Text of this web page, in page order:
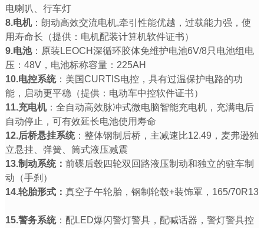
电喇叭、行车灯
8.电机：朗动高效交流电机,牵引性能优越，过载能力强，使
用寿命长（提供：电机配装计算机软件证书）
9.电池：原装LEOCH深循环胶体免维护电池6V/8只电池组电
压：48V，电池标称容量：225AH
10.电控系统：美国CURTIS电控，具有过温保护电路的功
能，启动更平稳（提供：电动车中控软件证书）
11.充电机：全自动高效脉冲式微电脑智能充电机，充满电后
自动停止，可有效延长电池使用寿命
12.后桥悬挂系统：整体钢制后桥，主减速比12.49，麦弗逊独
立悬挂、弹簧、筒式液压减震
13.制动系统： 前碟后毂四轮双回路液压制动和独立的驻车制
动（手刹）
14.轮胎形式： 真空子午轮胎，钢制轮毂+装饰罩，165/70R13
15.警务系统：配LED爆闪警灯警具，配喊话器，警灯警具控